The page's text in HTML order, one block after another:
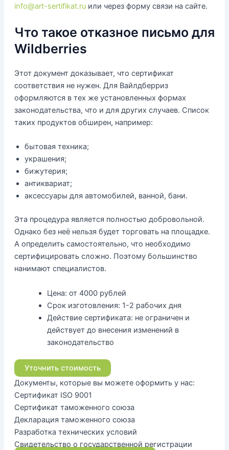
info@art-sertifikat.ruили через форму связи на сайте.
Что такое отказное письмо для
Wildberries
Этот документ доказывает, что сертификат
соответствия не нужен. Для Вайлдберриз
оформляются в тех же установленных формах
законодательства, что и для других случаев. Список
таких продуктов обширен, например:
бытовая техника;
украшения;
бижутерия;
антиквариат;
аксессуары для автомобилей, ванной, бани.
Эта процедура является полностью добровольной.
Однако без неё нельзя будет торговать на площадке.
А определить самостоятельно, что необходимо
сертифицировать сложно. Поэтому большинство
нанимают специалистов.
Цена: от 4000 рублей
Срок изготовления: 1-2 рабочих дня
Действие сертификата: не ограничен и
действует до внесения изменений в
законодательство
Уточнить стоимость
Документы, которые вы можете оформить у нас:
Сертификат ISO 9001
Сертификат таможенного союза
Декларация таможенного союза
Разработка технических условий
Свидетельство о государственной регистрации